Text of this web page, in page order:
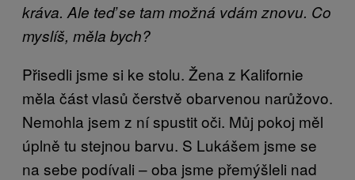
kráva. Ale teď se tam možná vdám znovu. Co
myslíš, měla bych?
Přisedli jsme si ke stolu. Žena z Kalifornie
měla část vlasů čerstvě obarvenou narůžovo.
Nemohla jsem z ní spustit oči. Můj pokoj měl
úplně tu stejnou barvu. S Lukášem jsme se
na sebe podívali – oba jsme přemýšleli nad